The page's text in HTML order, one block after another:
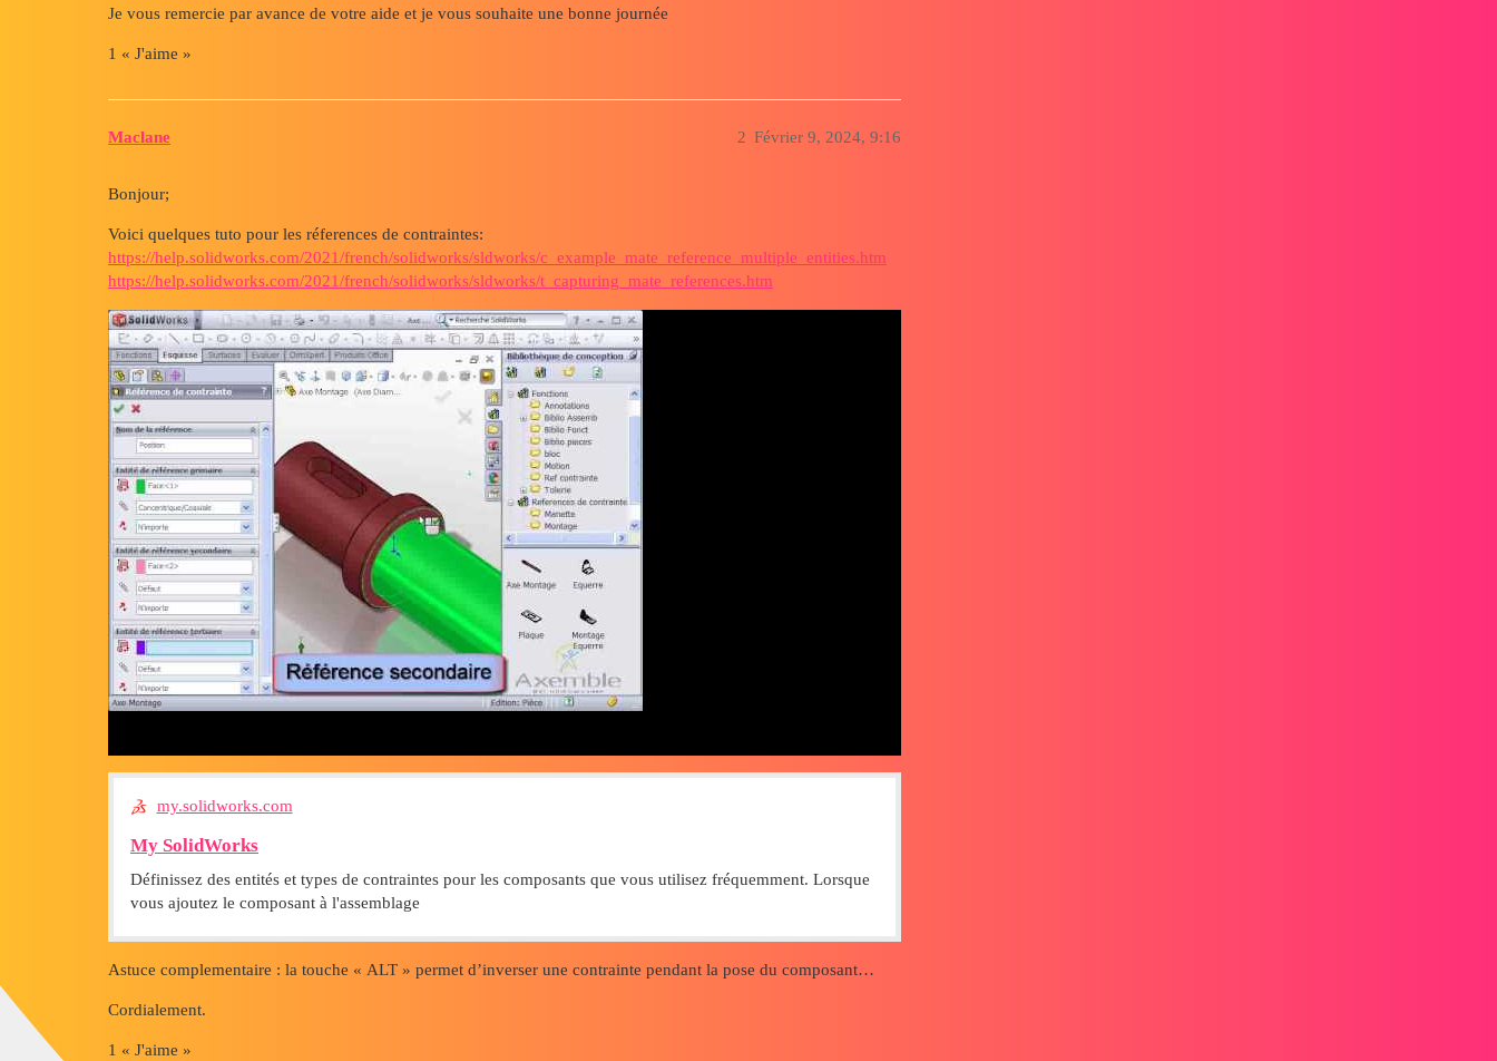
Je vous remercie par avance de votre aide et je vous souhaite une bonne journée
1 « J'aime »
Maclane Février 9, 2024, 9:16
2
Bonjour;
Voici quelques tuto pour les réferences de contraintes:
https://help.solidworks.com/2021/french/solidworks/sldworks/c_example_mate_reference_multiple_entities.htm
https://help.solidworks.com/2021/french/solidworks/sldworks/t_capturing_mate_references.htm
my.solidworks.com
My SolidWorks
Définissez des entités et types de contraintes pour les composants que vous utilisez fréquemment. Lorsque
vous ajoutez le composant à l'assemblage
Astuce complementaire : la touche « ALT » permet d’inverser une contrainte pendant la pose du composant…
Cordialement.
1 « J'aime »